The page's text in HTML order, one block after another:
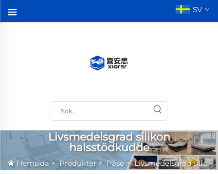
SV
Livsmedelsgrad silikon
halsstödkudde
Hemsida> Produkter >Påse >Livsmedelsgrad silikon halsstödkudde